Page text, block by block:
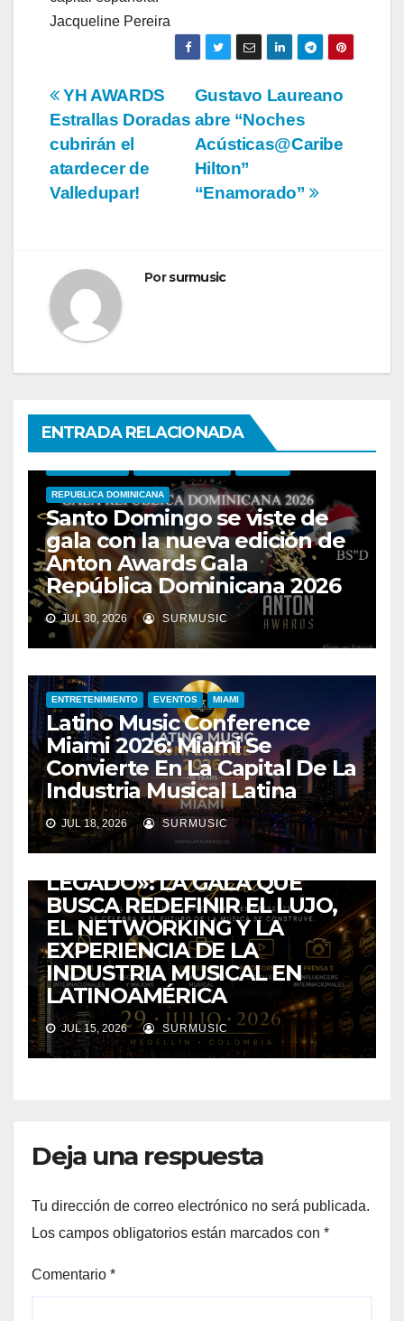
Jacqueline Pereira
Navegación
de
entradas
Gustavo Laureano
abre “Noches
Acústicas@Caribe
Hilton”
“Enamorado”
YH AWARDS
Estrallas Doradas
cubrirán el
atardecer de
Valledupar!
Porsurmusic
ENTRADA RELACIONADA
REPUBLICA DOMINICANA
Santo Domingo se viste de
gala con la nueva edición de
Anton Awards Gala
República Dominicana 2026
JUL 30, 2026 SURMUSIC
ENTRETENIMIENTO EVENTOS MIAMI
Latino Music Conference
Miami 2026: Miami Se
Convierte En La Capital De La
Industria Musical Latina
JUL 18, 2026 SURMUSIC
COLOMBIA ENTRETENIMIENTO EVENTOS MEDELLIN
DINASTÍA INC. PRESENTA
«DINASTÍA DORADA 2026: EL
LEGADO»: LA GALA QUE
BUSCA REDEFINIR EL LUJO,
EL NETWORKING Y LA
EXPERIENCIA DE LA
INDUSTRIA MUSICAL EN
LATINOAMÉRICA
JUL 15, 2026 SURMUSIC
Deja una respuesta
Tu dirección de correo electrónico no será publicada.
Los campos obligatorios están marcados con *
Comentario *